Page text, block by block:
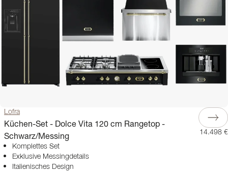
Lofra
Küchen-Set - Dolce Vita 120 cm Rangetop -
Schwarz/Messing
Komplettes Set
Exklusive Messingdetails
Italienisches Design
14.498 €